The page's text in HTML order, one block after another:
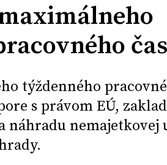
týždenného
s právom EÚ,
náhradu nemajetkovej